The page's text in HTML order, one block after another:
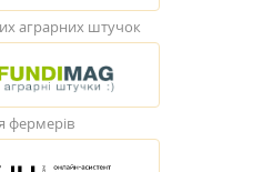
аграрних штучок
фермерів